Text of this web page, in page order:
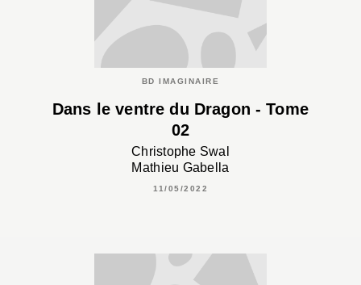
BD IMAGINAIRE
Dans le ventre du Dragon - Tome
02
Christophe Swal
Mathieu Gabella
11/05/2022